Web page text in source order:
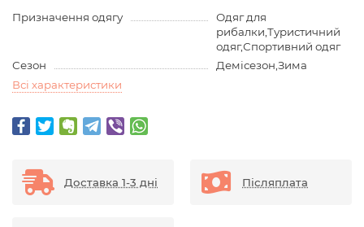
Призначення одягу
Одяг для
рибалки,Туристичний
одяг,Спортивний одяг
Сезон
Демісезон,Зима
Всі характеристики
Доставка 1-3 дні Післяплата